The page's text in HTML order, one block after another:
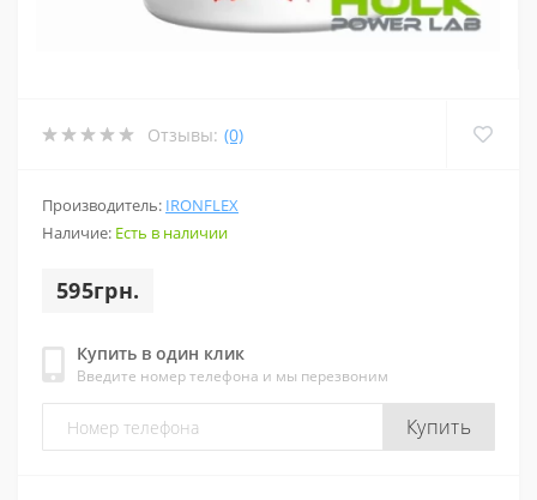
Отзывы: (0)
Производитель: IRONFLEX
Наличие: Есть в наличии
595грн.
Купить в один клик
Введите номер телефона и мы перезвоним
Купить